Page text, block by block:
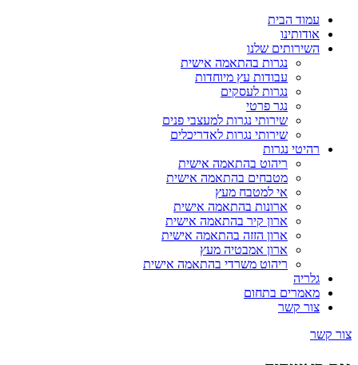
עמוד הבית
אודותינו
השירותים שלנו
נגרות בהתאמה אישית
עבודות עץ מיוחדות
נגרות לעסקים
נגר פרטי
שירותי נגרות למעצבי פנים
שירותי נגרות לאדריכלים
רהיטי נגרות
ריהוט בהתאמה אישית
מטבחים בהתאמה אישית
אי למטבח מעץ
ארונות בהתאמה אישית
ארון קיר בהתאמה אישית
ארון הזזה בהתאמה אישית
ארון אמבטיה מעץ
ריהוט משרדי בהתאמה אישית
גלריה
מאמרים בתחום
צור קשר
צור קשר